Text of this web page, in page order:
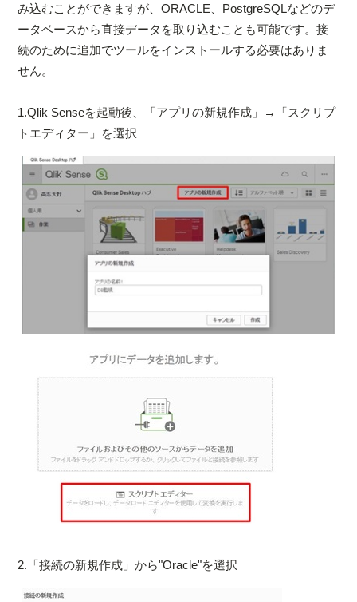
み込むことができますが、ORACLE、PostgreSQLなどのデ
ータベースから直接データを取り込むことも可能です。接
続のために追加でツールをインストールする必要はありま
せん。
1.Qlik Senseを起動後、「アプリの新規作成」→「スクリプ
トエディター」を選択
2.「接続の新規作成」から"Oracle"を選択